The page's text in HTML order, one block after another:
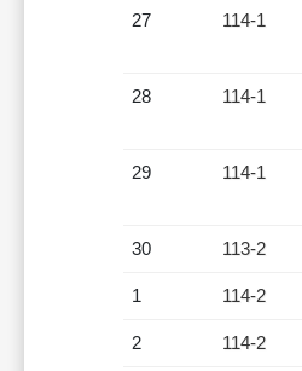
27 114-1
28 114-1
29 114-1
30 113-2
1 114-2
2 114-2